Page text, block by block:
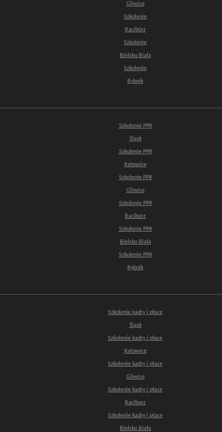
Gliwice
Szkolenie
Racibórz
Szkolenie
Bielsko Biała
Szkolenie
Rybnik
Szkolenie PPK
Śląsk
Szkolenie PPK
Katowice
Szkolenie PPK
Gliwice
Szkolenie PPK
Raciborz
Szkolenie PPK
Bielsko Biała
Szkolenie PPK
Rybnik
Szkolenie kadry i płace
Śląsk
Szkolenie kadry i płace
Katowice
Szkolenie kadry i płace
Gliwice
Szkolenie kadry i płace
Raciborz
Szkolenie kadry i płace
Bielsko Biała